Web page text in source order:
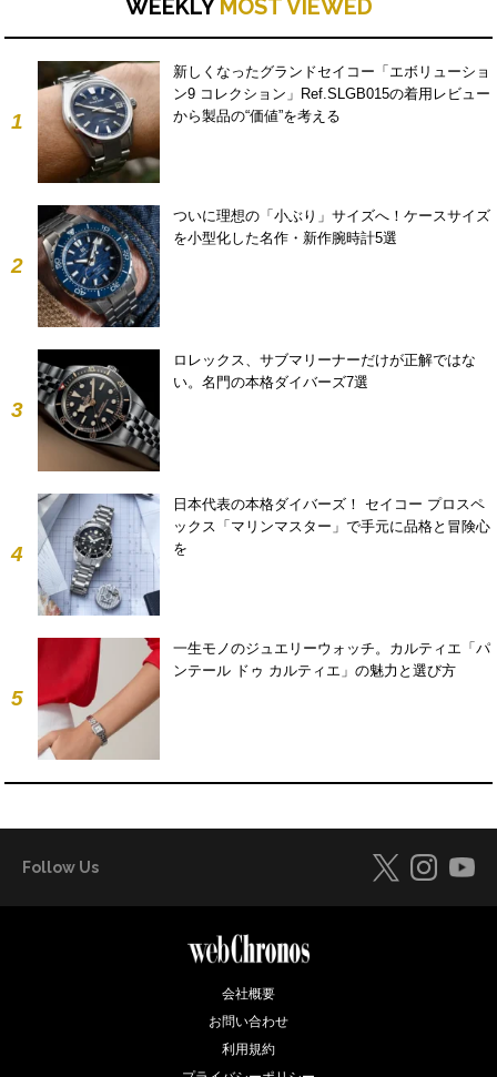
WEEKLY MOST VIEWED
1
新しくなったグランドセイコー「エボリューショ
ン9 コレクション」Ref.SLGB015の着用レビュー
から製品の“価値”を考える
2
ついに理想の「小ぶり」サイズへ！ケースサイズ
を小型化した名作・新作腕時計5選
3
ロレックス、サブマリーナーだけが正解ではな
い。名門の本格ダイバーズ7選
4
日本代表の本格ダイバーズ！ セイコー プロスペ
ックス「マリンマスター」で手元に品格と冒険心
を
5
一生モノのジュエリーウォッチ。カルティエ「パ
ンテール ドゥ カルティエ」の魅力と選び方
Follow Us
会社概要
お問い合わせ
利用規約